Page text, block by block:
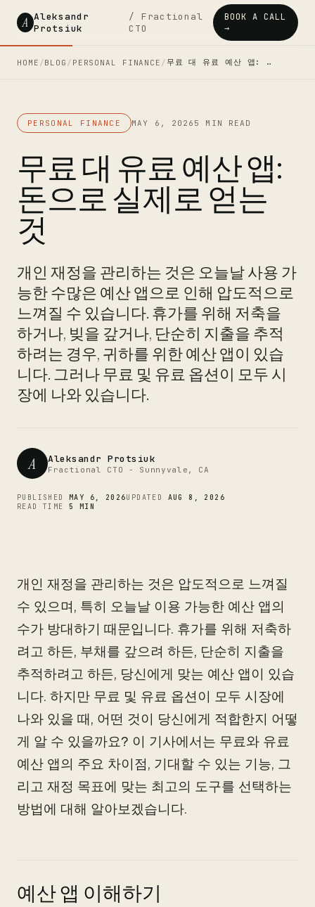
A Aleksandr
Protsiuk
/ Fractional
CTO
BOOK A CALL
→
HOME /BLOG / PERSONAL FINANCE /무료 대 유료 예산 앱: …
PERSONAL FINANCE MAY 6, 2026 5 MIN READ
무료 대 유료 예산 앱:
돈으로 실제로 얻는
것
개인 재정을 관리하는 것은 오늘날 사용 가
능한 수많은 예산 앱으로 인해 압도적으로
느껴질 수 있습니다. 휴가를 위해 저축을
하거나, 빚을 갚거나, 단순히 지출을 추적
하려는 경우, 귀하를 위한 예산 앱이 있습
니다. 그러나 무료 및 유료 옵션이 모두 시
장에 나와 있습니다.
A Aleksandr Protsiuk
Fractional CTO - Sunnyvale, CA
PUBLISHED MAY 6, 2026UPDATED AUG 8, 2026
READ TIME 5 MIN
개인 재정을 관리하는 것은 압도적으로 느껴질
수 있으며, 특히 오늘날 이용 가능한 예산 앱의
수가 방대하기 때문입니다. 휴가를 위해 저축하
려고 하든, 부채를 갚으려 하든, 단순히 지출을
추적하려고 하든, 당신에게 맞는 예산 앱이 있습
니다. 하지만 무료 및 유료 옵션이 모두 시장에
나와 있을 때, 어떤 것이 당신에게 적합한지 어떻
게 알 수 있을까요? 이 기사에서는 무료와 유료
예산 앱의 주요 차이점, 기대할 수 있는 기능, 그
리고 재정 목표에 맞는 최고의 도구를 선택하는
방법에 대해 알아보겠습니다.
예산 앱 이해하기